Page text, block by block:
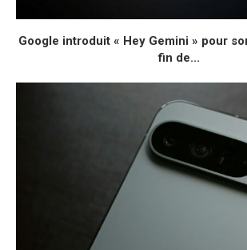
Google introduit « Hey Gemini » pour
fin de...